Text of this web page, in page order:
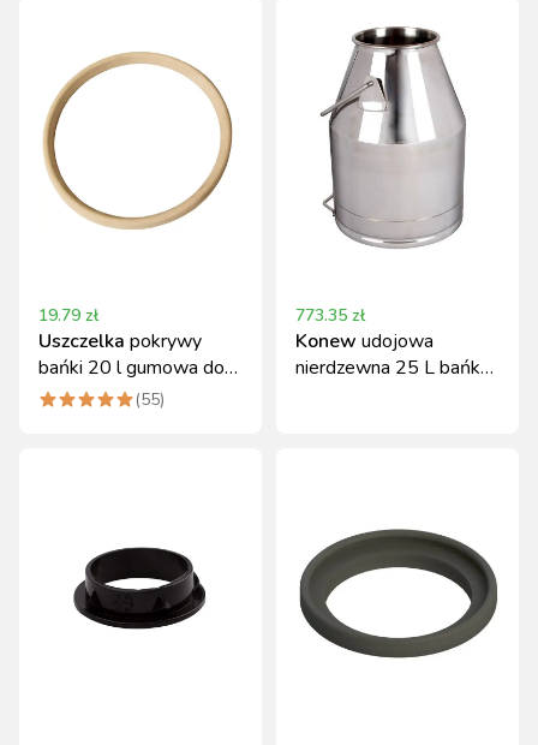
19.79 zł
Uszczelka pokrywy
bańki 20 l gumowa do
konwi
(55)
773.35 zł
Konew udojowa
nierdzewna 25 L bańka